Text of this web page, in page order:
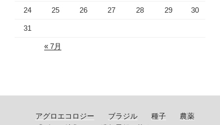
24 25 26 27 28 29 30
31
« 7月
アグロエコロジー ブラジル 種子
農薬